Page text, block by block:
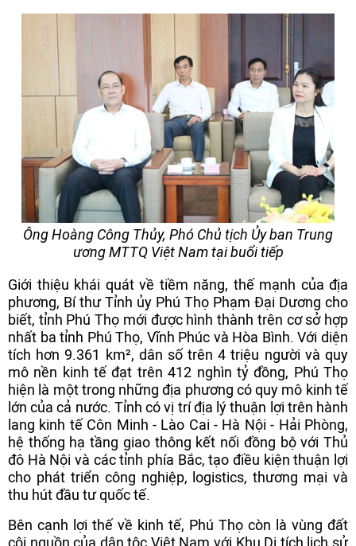
Ông Hoàng Công Thủy, Phó Chủ tịch Ủy ban Trung
ương MTTQ Việt Nam tại buổi tiếp
Giới thiệu khái quát về tiềm năng, thế mạnh của địa
phương, Bí thư Tỉnh ủy Phú Thọ Phạm Đại Dương cho
biết, tỉnh Phú Thọ mới được hình thành trên cơ sở hợp
nhất ba tỉnh Phú Thọ, Vĩnh Phúc và Hòa Bình. Với diện
tích hơn 9.361 km², dân số trên 4 triệu người và quy
mô nền kinh tế đạt trên 412 nghìn tỷ đồng, Phú Thọ
hiện là một trong những địa phương có quy mô kinh tế
lớn của cả nước. Tỉnh có vị trí địa lý thuận lợi trên hành
lang kinh tế Côn Minh - Lào Cai - Hà Nội - Hải Phòng,
hệ thống hạ tầng giao thông kết nối đồng bộ với Thủ
đô Hà Nội và các tỉnh phía Bắc, tạo điều kiện thuận lợi
cho phát triển công nghiệp, logistics, thương mại và
thu hút đầu tư quốc tế.
Bên cạnh lợi thế về kinh tế, Phú Thọ còn là vùng đất
cội nguồn của dân tộc Việt Nam với Khu Di tích lịch sử